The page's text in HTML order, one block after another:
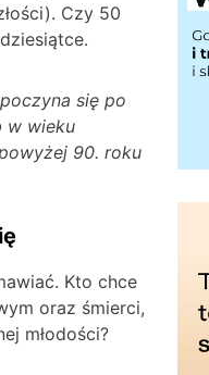
Czy 50
się po
w wieku
90. roku
Kto chce
oraz śmierci,
młodości?